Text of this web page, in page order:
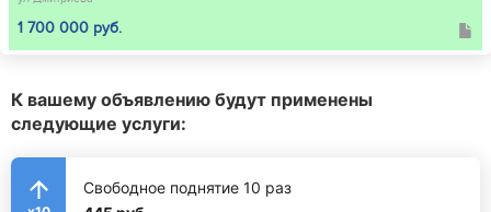
1 700 000 руб.
К вашему объявлению будут применены
следующие услуги:
Свободное поднятие 10 раз